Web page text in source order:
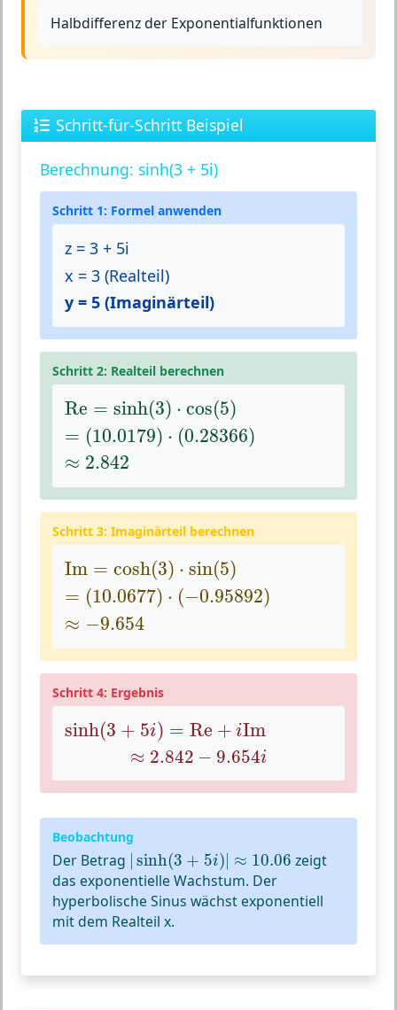
Halbdifferenz der Exponentialfunktionen
Schritt-für-Schritt Beispiel
Berechnung: sinh(3 + 5i)
Schritt 1: Formel anwenden
z = 3 + 5i
x = 3 (Realteil)
y = 5 (Imaginärteil)
Schritt 2: Realteil berechnen
Re = sinh(3) ⋅ cos(5)
Re sinh(3)⋅cos(5)
= (10.0179) ⋅ (0.28366)
10.0179)⋅( 0.28366)
≈ 2.842
≈2.842
Schritt 3: Imaginärteil berechnen
Im = cosh(3) ⋅ sin(5)
Im cosh(3)⋅sin(5)
= (10.0677) ⋅ (−0.95892)
10.0677)⋅ (−0.95892)
≈ −9.654
≈− 9.654
Schritt 4: Ergebnis
sinh(3 + 5i) = Re + iIm
sinh(3 + i) = +iIm
≈ 2.842 − 9.654i
≈2.842− 9.654i
Beobachtung
Der Betrag sinh(3 + 5i) ≈ 10.06
|sinh(3 + 5i)|≈10.06
zeigt
das exponentielle Wachstum. Der
hyperbolische Sinus wächst exponentiell
mit dem Realteil x.